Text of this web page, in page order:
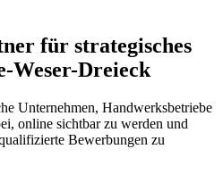
für strategisches
Weser-Dreieck
Unternehmen, Handwerksbetriebe
online sichtbar zu werden und
Bewerbungen zu